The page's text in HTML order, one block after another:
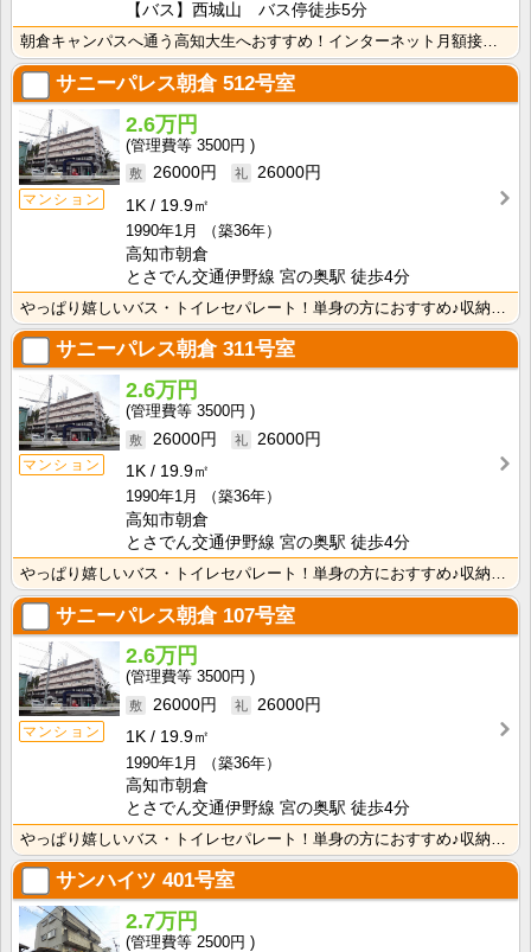
【バス】西城山 バス停徒歩5分
朝倉キャンパスへ通う高知大生へおすすめ！インターネット月額接続使用無料！敷金・礼金無し！エアコン付き･･･
サニーパレス朝倉512号室
マンション
2.6万円
3500円
26000円
26000円
1K
19.9㎡
1990年1月
（築36年）
高知市朝倉
とさでん交通伊野線 宮の奥駅 徒歩4分
サニーパレス朝倉311号室
マンション
2.6万円
3500円
26000円
26000円
1K
19.9㎡
1990年1月
（築36年）
高知市朝倉
とさでん交通伊野線 宮の奥駅 徒歩4分
サニーパレス朝倉107号室
マンション
2.6万円
3500円
26000円
26000円
1K
19.9㎡
1990年1月
（築36年）
高知市朝倉
とさでん交通伊野線 宮の奥駅 徒歩4分
サンハイツ 401号室
2.7万円
2500円